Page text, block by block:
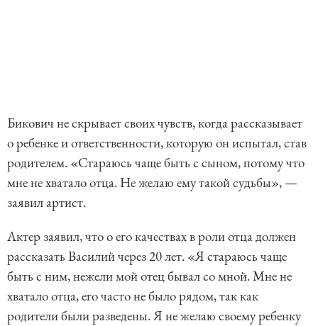
Бикович не скрывает своих чувств, когда рассказывает
о ребенке и ответственности, которую он испытал, став
родителем. «Стараюсь чаще быть с сыном, потому что
мне не хватало отца. Не желаю ему такой судьбы», —
заявил артист.
Актер заявил, что о его качествах в роли отца должен
рассказать Василий через 20 лет. «Я стараюсь чаще
быть с ним, нежели мой отец бывал со мной. Мне не
хватало отца, его часто не было рядом, так как
родители были разведены. Я не желаю своему ребенку